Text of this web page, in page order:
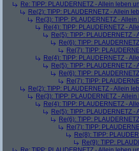
Re: TIPP: PLAUDERNETZ - Allein leben
Re(2): TIPP: PLAUDERNETZ - Allein
Re(3): TIPP: PLAUDERNETZ -
Re(4): TIPP: PLAUDERNETZ -
Re(5): TIPP: PLAUDERNETZ
Re(6): TIPP:
Re(7): TIPP:
Re(4): TIPP: PLAUDERNETZ -
Re(5): TIPP: PLAUDERNETZ
Re(6): TIPP:
Re(7): TIPP:
Re(2): TIPP: PLAUDERNETZ - Allein
Re(3): TIPP: PLAUDERNETZ -
Re(4): TIPP: PLAUDERNETZ -
Re(5): TIPP: PLAUDERNETZ
Re(6): TIPP:
Re(7): TIPP:
Re(8): TIPP:
Re(9): TIPP: